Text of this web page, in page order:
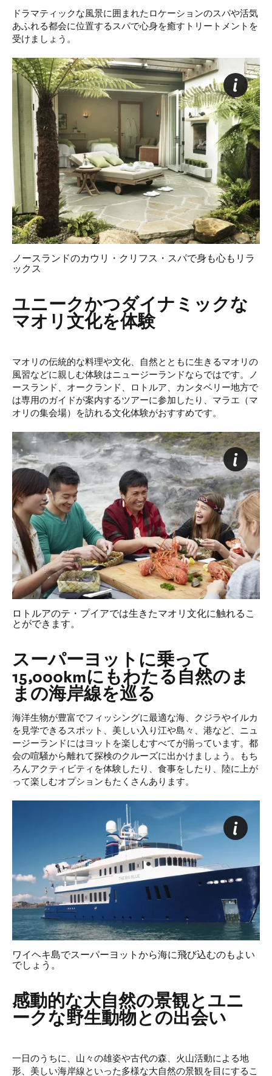
ドラマティックな風景に囲まれたロケーションのスパや活気
あふれる都会に位置するスパで心身を癒すトリートメントを
受けましょう。
ノースランドのカウリ・クリフス・スパで身も心もリラ
ックス
ユニークかつダイナミックな
マオリ文化を体験
マオリの伝統的な料理や文化、自然とともに生きるマオリの
風習などに親しむ体験はニュージーランドならではです。ノ
ースランド、オークランド、ロトルア、カンタベリー地方で
は専用のガイドが案内するツアーに参加したり、マラエ（マ
オリの集会場）を訪れる文化体験がおすすめです。
ロトルアのテ・プイアでは生きたマオリ文化に触れるこ
とができます。
スーパーヨットに乗って
15,000kmにもわたる自然のま
まの海岸線を巡る
海洋生物が豊富でフィッシングに最適な海、クジラやイルカ
を見学できるスポット、美しい入り江や島々、港など、ニュ
ージーランドにはヨットを楽しむすべてが揃っています。都
会の喧騒から離れて探検のクルーズに出かけましょう。もち
ろんアクティビティを体験したり、食事をしたり、陸に上が
って楽しむオプションもたくさんあります。
ワイヘキ島でスーパーヨットから海に飛び込むのもよい
でしょう。
感動的な大自然の景観とユニ
ークな野生動物との出会い
一日のうちに、山々の雄姿や古代の森、火山活動による地
形、美しい海岸線といった多様な大自然の景観を目にするこ